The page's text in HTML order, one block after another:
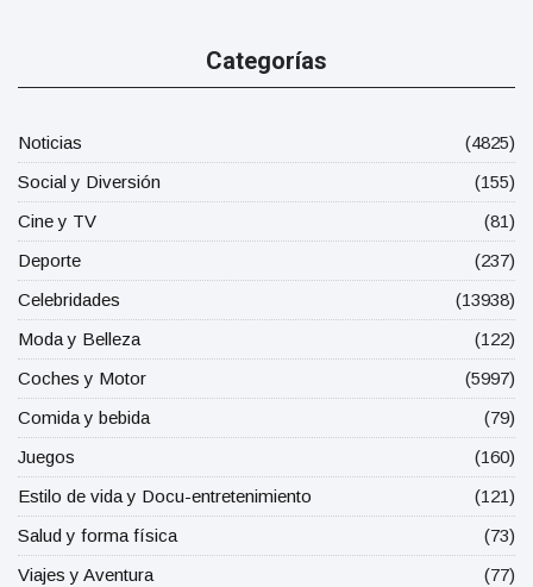
Categorías
Noticias
(4825)
Social y Diversión
(155)
Cine y TV
(81)
Deporte
(237)
Celebridades
(13938)
Moda y Belleza
(122)
Coches y Motor
(5997)
Comida y bebida
(79)
Juegos
(160)
Estilo de vida y Docu-entretenimiento
(121)
Salud y forma física
(73)
Viajes y Aventura
(77)